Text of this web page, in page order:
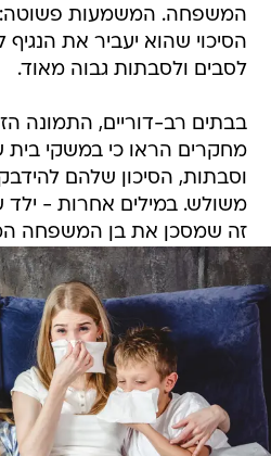
המשפחה. המשמעות פשוטה:
הסיכוי שהוא יעביר את הנגיף
לסבים ולסבתות גבוה מאוד.
בבתים רב-דוריים, התמונה
מחקרים הראו כי במשקי בית
וסבתות, הסיכון שלהם
משולש. במילים אחרות - ילד
זה שמסכן את בן המשפחה